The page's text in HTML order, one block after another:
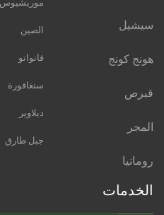
سيشيل
هونج كونج
قبرص
المجر
رومانيا
الصين
فانواتو
سنغافورة
ديلاوير
جبل طارق
الخدمات